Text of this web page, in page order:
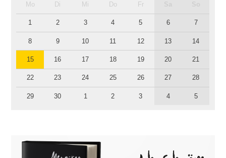
Mo Di Mi Do Fr
1 2 3 4 5 6 7
8 9 10 11 12 13 14
15 16 17 18 19 20 21
22 23 24 25 26 27 28
29 30 1 2 3 4 5